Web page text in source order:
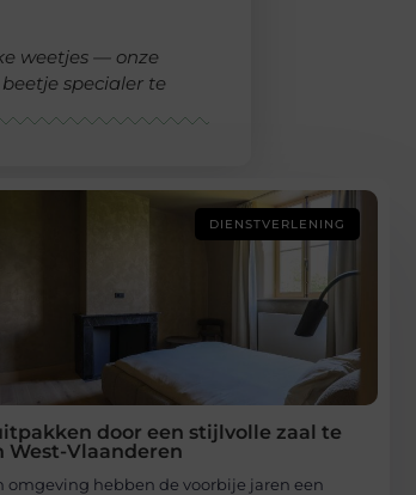
weetjes — onze
specialer te
DIENSTVERLENING
door een stijlvolle zaal te
West-Vlaanderen
omgeving hebben de voorbije jaren een